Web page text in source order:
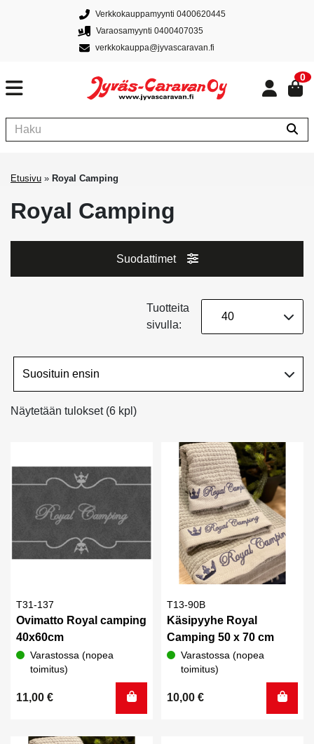
Verkkokauppamyynti 0400620445
Varaosamyynti 0400407035
verkkokauppa@jyvascaravan.fi
0
Etusivu » Royal Camping
Royal Camping
Suodattimet
Näytetään tulokset (6 kpl)
Tuotteita
sivulla:
T31-137
Ovimatto Royal camping
40x60cm
Varastossa (nopea
toimitus)
11,00 €
T13-90B
Käsipyyhe Royal
Camping 50 x 70 cm
Varastossa (nopea
toimitus)
10,00 €